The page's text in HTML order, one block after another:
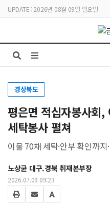
UPDATE : 2026년 08월 09일 일요일
경상북도
평은면 적십자봉사회,
세탁봉사 펼쳐
이불 70채 세탁·안부 확인까
노상균 대구.경북 취재본부장
2026.07.09 09:23